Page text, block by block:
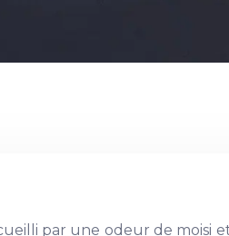
par une odeur de moisi